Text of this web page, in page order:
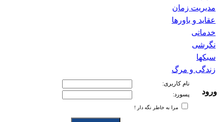
مدیریت زمان
عقاید و باورها
خدماتی
نگرشی
سبکها
زندگی و مرگ
ورود
نام کاربری:
پسورد:
مرا به خاطر نگه دار !